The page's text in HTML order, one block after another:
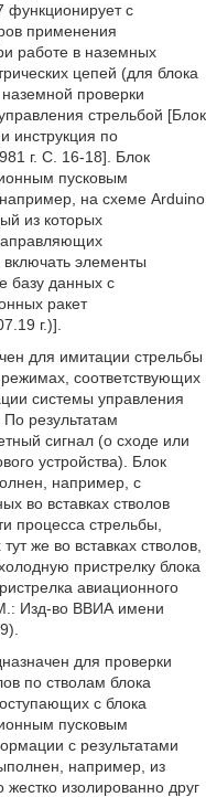
функционирует с
применения
работе в наземных
цепей (для блока
проверки
стрельбой [Блок
инструкция по
г. С. 16-18]. Блок
пусковым
на схеме Arduino
из которых
включать элементы
базу данных с
ракет
г.)].
для имитации стрельбы
соответствующих
системы управления
По результатам
сигнал (о сходе или
устройства). Блок
например, с
во вставках стволов
процесса стрельбы,
же во вставках стволов,
пристрелку блока
авиационного
Изд-во ВВИА имени
для проверки
по стволам блока
с блока
пусковым
с результатами
например, из
изолированно друг